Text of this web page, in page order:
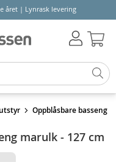
året | Lynrask levering
Oppblåsbare basseng
marulk - 127 cm